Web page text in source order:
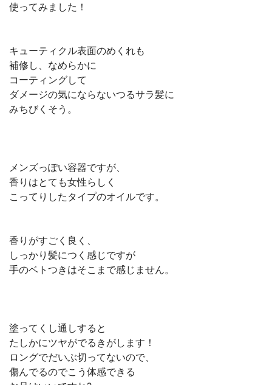
使ってみました！
キューティクル表面のめくれも
補修し、なめらかに
コーティングして
ダメージの気にならないつるサラ髪に
みちびくそう。
メンズっぽい容器ですが、
香りはとても女性らしく
こってりしたタイプのオイルです。
香りがすごく良く、
しっかり髪につく感じですが
手のベトつきはそこまで感じません。
塗ってくし通しすると
たしかにツヤがでるきがします！
ロングでだいぶ切ってないので、
傷んでるのでこう体感できる